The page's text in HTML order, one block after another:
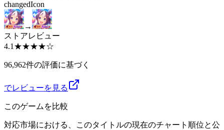
changedIcon
→
ストアレビュー
4.1 ★★★★☆
96,962件の評価に基づく
でレビューを見る
このゲームを比較
対応市場における、このタイトルの現在のチャート順位と公